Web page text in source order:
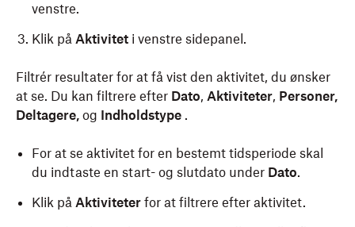
venstre.
Klik på Aktivitet i venstre sidepanel.
Log pådropbox.com med dit administratorlogon.
Klik på
Administratorpanel
i sidepanelet til
venstre.
UnderProdukter skal du klikke på rullemenuen til
venstre forDropbox.
Klik på Sikkerhed.
Filtrér resultater for at få vist den aktivitet, du ønsker
at se. Du kan filtrere efter Dato, Aktiviteter, Personer,
Deltagere, og Indholdstype .
For at se aktivitet for en bestemt tidsperiode skal
du indtaste en start- og slutdato under Dato.
Klik på Aktiviteter for at filtrere efter aktivitet.